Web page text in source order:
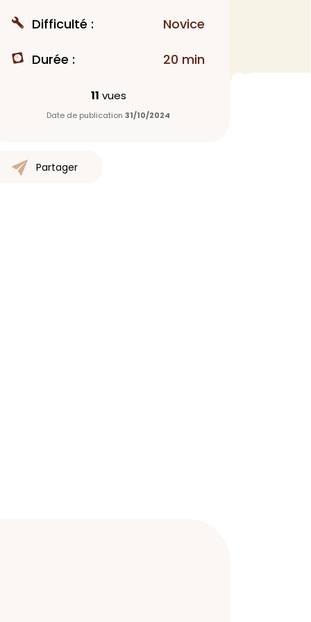
MAQUILLAGE
Rouge à lèvres
Fond de teint
Anti-cerne
Yeux
Highlighter
Difficulté : Novice
Durée : 20 min
11 vues
Date de publication 31/10/2024
Partager